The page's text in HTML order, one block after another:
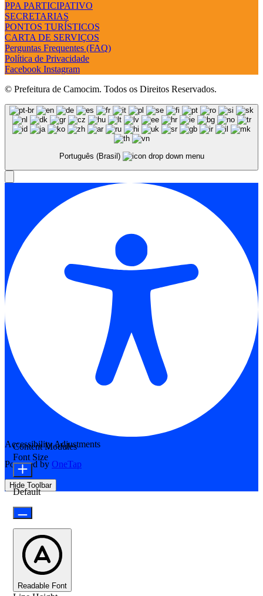
PPA PARTICIPATIVO
SECRETARIAS
PONTOS TURÍSTICOS
CARTA DE SERVIÇOS
Perguntas Frequentes (FAQ)
Política de Privacidade
Facebook Instagram
© Prefeitura de Camocim. Todos os Direitos Reservados.
Português (Brasil)
Accessibility Adjustments
Powered by OneTap
Hide Toolbar
Content Modules
Font Size
Default
Readable Font